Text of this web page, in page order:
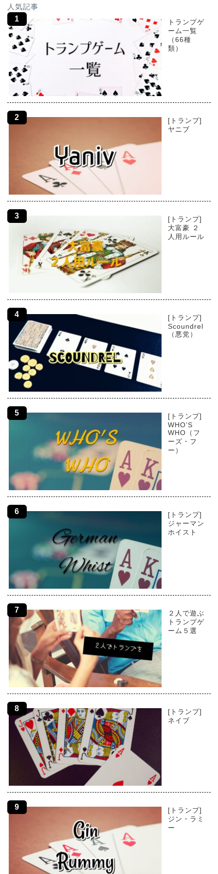
人気記事
トランプゲ
ーム一覧
（66種
類）
[トランプ]
ヤニブ
[トランプ]
大富豪 ２
人用ルール
[トランプ]
Scoundrel
（悪党）
[トランプ]
WHO’S
WHO（フ
ーズ・フ
ー）
[トランプ]
ジャーマン
ホイスト
２人で遊ぶ
トランプゲ
ーム５選
[トランプ]
ネイブ
[トランプ]
ジン・ラミ
ー